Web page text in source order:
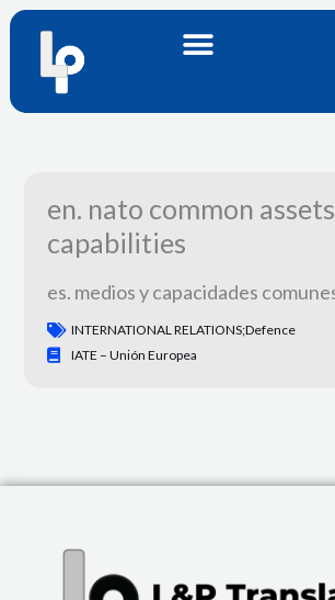
contenido
en. nato common
capabilities
es. medios y capacidades
INTERNATIONAL RELATIONS;defence
IATE – Unión Europea